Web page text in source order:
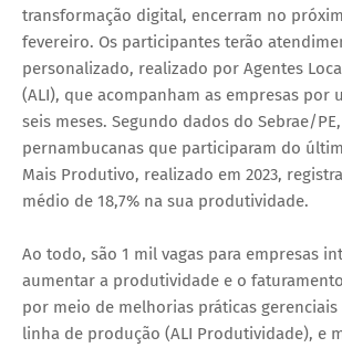
transformação digital, encerram no
fevereiro. Os participantes terão
personalizado, realizado por Agentes
(ALI), que acompanham as empresas por
seis meses. Segundo dados do Sebrae/
pernambucanas que participaram do
Mais Produtivo, realizado em 2023,
médio de 18,7% na sua produtividade.
Ao todo, são 1 mil vagas para empresas
aumentar a produtividade e o
por meio de melhorias práticas
linha de produção (ALI Produtividade), e